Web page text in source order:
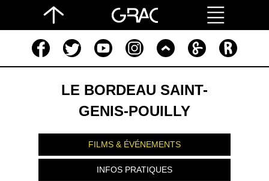
LE BORDEAU SAINT-
GENIS-POUILLY
FILMS & ÉVÉNEMENTS
INFOS PRATIQUES